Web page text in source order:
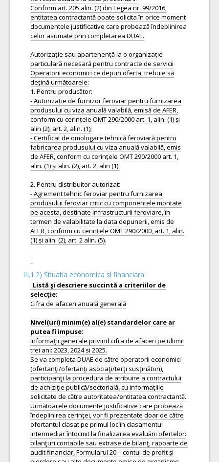
III.1.2) Situatia economica si financiara:
Listă şi descriere succintă a criteriilor de
Cifra de afaceri anuală generală
Nivel(uri) minim(e) al(e) standardelor care ar
Informaţii generale privind cifra de afaceri pe ultimii
trei ani: 2023, 2024 si 2025.
Se va completa DUAE de către operatorii economici
(ofertanţi/ofertanţi asociaţi/terţi susţinători),
participanţi la procedura de atribuire a contractului
de achiziţie publică/sectorială, cu informaţiile
solicitate de către autoritatea/entitatea contractantă.
Următoarele documente justificative care probează
îndeplinirea cerinţei, vor fi prezentate doar de către
ofertantul clasat pe primul loc în clasamentul
intermediar întocmit la finalizarea evaluării ofertelor:
bilanţuri contabile sau extrase de bilanţ, rapoarte de
audit financiar, Formularul 20 – contul de profit şi